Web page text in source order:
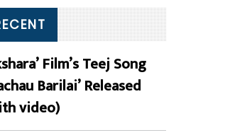
Film’s Teej Song
Barilai’ Released
video)